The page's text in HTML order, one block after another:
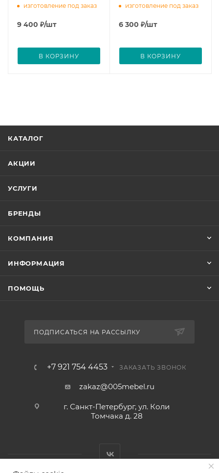
изготовление под заказ
9 400 ₽/шт
В КОРЗИНУ
изготовление под заказ
6 300 ₽/шт
В КОРЗИНУ
КАТАЛОГ
АКЦИИ
УСЛУГИ
БРЕНДЫ
КОМПАНИЯ
ИНФОРМАЦИЯ
ПОМОЩЬ
ПОДПИСАТЬСЯ НА РАССЫЛКУ
+7 921 754 4453 ЗАКАЗАТЬ ЗВОНОК
zakaz@005mebel.ru
г. Санкт-Петербург, ул. Коли
Томчака д. 28